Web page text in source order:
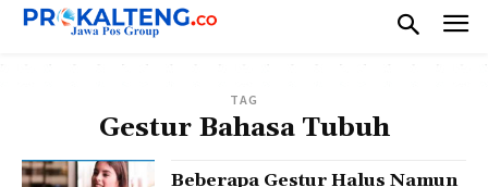
TAG
Gestur Bahasa Tubuh
Beberapa Gestur Halus Namun